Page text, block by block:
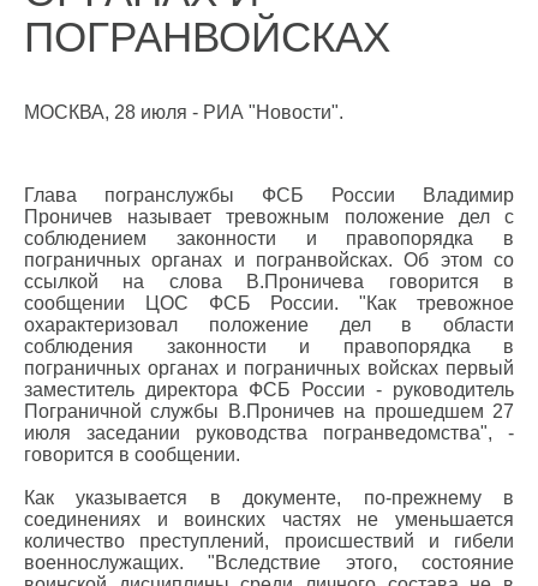
ПОГРАНВОЙСКАХ
МОСКВА, 28 июля - РИА "Новости".
Глава погранслужбы ФСБ России Владимир
Проничев называет тревожным положение дел с
соблюдением законности и правопорядка в
пограничных органах и погранвойсках. Об этом со
ссылкой на слова В.Проничева говорится в
сообщении ЦОС ФСБ России. "Как тревожное
охарактеризовал положение дел в области
соблюдения законности и правопорядка в
пограничных органах и пограничных войсках первый
заместитель директора ФСБ России - руководитель
Пограничной службы В.Проничев на прошедшем 27
июля заседании руководства погранведомства", -
говорится в сообщении.
Как указывается в документе, по-прежнему в
соединениях и воинских частях не уменьшается
количество преступлений, происшествий и гибели
военнослужащих. "Вследствие этого, состояние